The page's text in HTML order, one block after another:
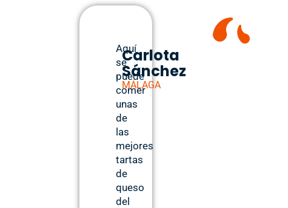
Aquí
se
puede
comer
unas
de
las
mejores
tartas
de
queso
del
Carlota
Sánchez
MÁLAGA